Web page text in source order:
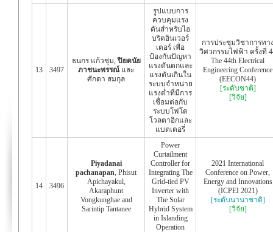
13 3497
ธนกร แก้วชุ่ม,ปิยดนัย
ภาชนะพรรณ์ และ
ศักดา สมกุล
รูปแบบการ
ควบคุมแรง
ดันสำหรับไฮ
บริดอินเวอร์
เตอร์ เพื่อ
ป้องกันปัญหา
แรงดันตกและ
แรงดันเกินใน
ระบบจำหน่าย
แรงต่ำที่มีการ
เชื่อมต่อกับ
ระบบโฟโต
โวลตาอิกและ
แบตเตอรี่
การประชุมวิชาการทา
วิศวกรรมไฟฟ้า ครั้งที่
The 44th Electrical
Engineering Conference
(EECON44)
[ระดับชาติ]
[วิจัย]
14 3496
Piyadanai
pachanapan , Phisut
Apichayakul,
Akaraphunt
Vongkunghae and
Sarintip Tantanee
Power
Curtailment
Controller for
Integrating The
Grid-tied PV
Inverter with
The Solar
Hybrid System
in Islanding
Operation
2021 International
Conference on Power,
Energy and Innovations
(ICPEI 2021)
[ระดับนานาชาติ]
[วิจัย]